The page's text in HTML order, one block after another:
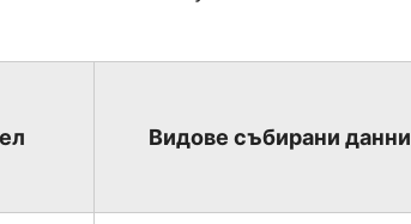
Видове събирани данни